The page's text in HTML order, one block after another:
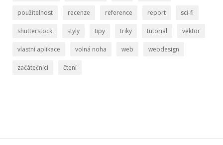
použitelnost recenze reference report sci-fi
shutterstock styly tipy triky tutorial vektor
vlastní aplikace volná noha web webdesign
začátečníci čtení